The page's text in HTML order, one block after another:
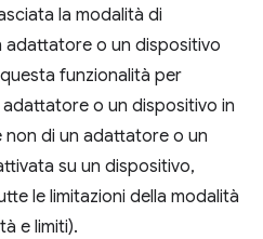
la modalità di
adattatore o un dispositivo
funzionalità per
o un dispositivo in
di un adattatore o un
su un dispositivo,
le limitazioni della modalità
e limiti).